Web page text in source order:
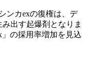
ンカexの復権は、デ
出す起爆剤となりま
の採用率増加を見込